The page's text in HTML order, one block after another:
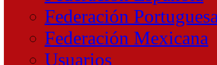
Federación
Federación Mexicana
Usuarios